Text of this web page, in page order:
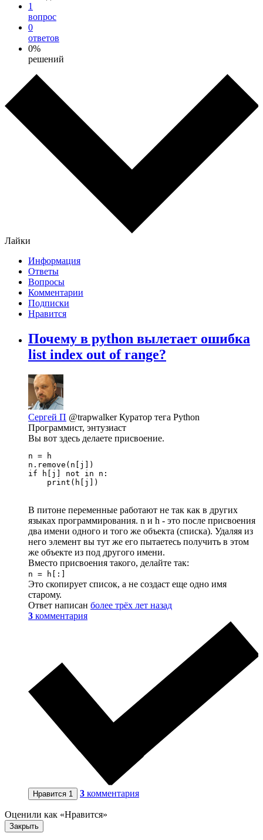
1
вопрос
0
ответов
0%
решений
Лайки
Информация
Ответы
Вопросы
Комментарии
Подписки
Нравится
Почему в python вылетает ошибка
list index out of range?
Сергей П @trapwalkerКуратор тега Python
Программист, энтузиаст
Вы вот здесь делаете присвоение.
n = h
n.remove(n[j])
if h[j] not in n:
    print(h[j])
В питоне переменные работают не так как в других
языках программирования. n и h - это после присвоения
два имени одного и того же объекта (списка). Удаляя из
него элемент вы тут же его пытаетесь получить в этом
же объекте из под другого имени.
Вместо присвоения такого, делайте так:
n = h[:]
Это скопирует список, а не создаст еще одно имя
старому.
Ответ написан более трёх лет назад
3 комментария
Нравится 1 3 комментария
Оценили как «Нравится»
Закрыть